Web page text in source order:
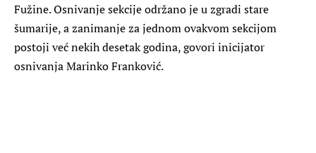
Fužine. Osnivanje sekcije održano je u zgradi stare
šumarije, a zanimanje za jednom ovakvom sekcijom
postoji već nekih desetak godina, govori inicijator
osnivanja Marinko Franković.